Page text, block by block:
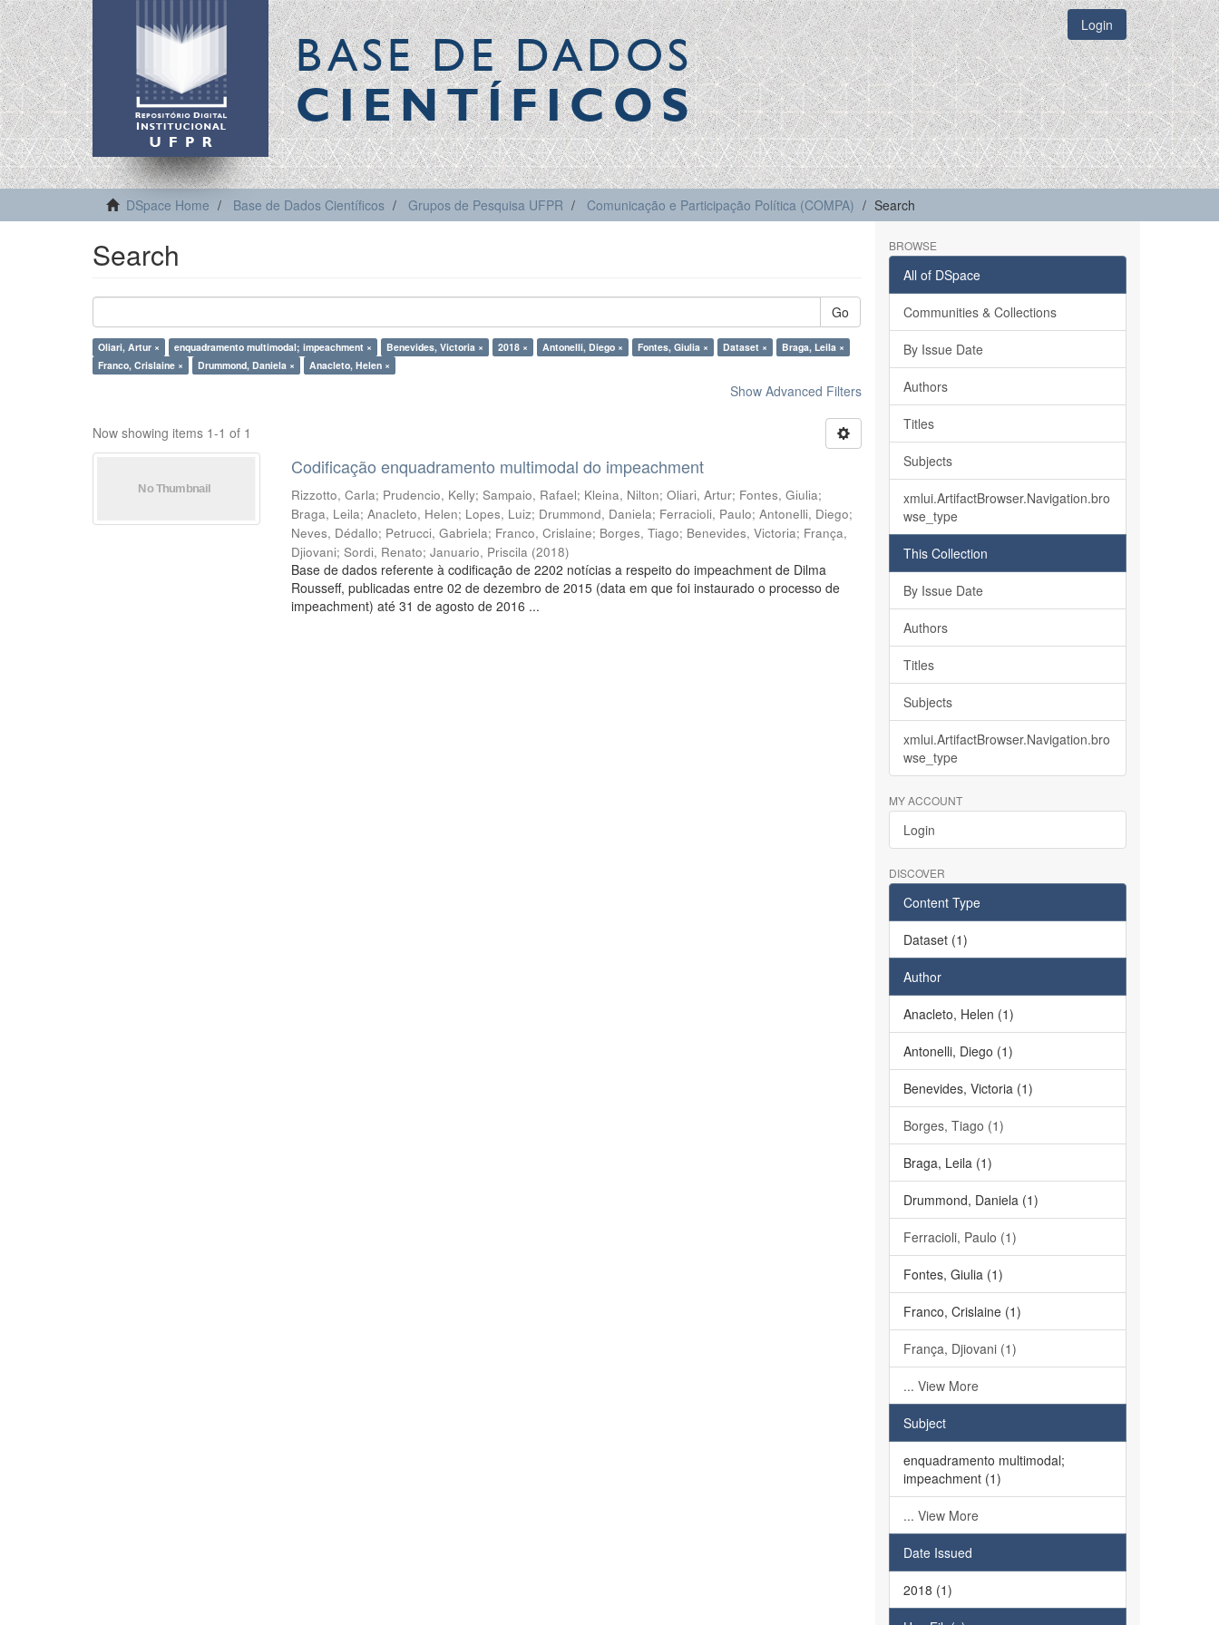
BASE DE DADOS
CIENTÍFICOS
Login
DSpace Home Base de Dados Científicos Grupos de Pesquisa UFPR Comunicação e Participação Política (COMPA) Search
Search
Go
Oliari, Artur × enquadramento multimodal; impeachment × Benevides, Victoria × 2018 × Antonelli, Diego × Fontes, Giulia × Dataset ×
Braga, Leila ×
Franco, Crislaine ×
Drummond, Daniela × Anacleto, Helen ×
Show Advanced Filters
Now showing items 1-1 of 1
Codificação enquadramento multimodal do impeachment
Rizzotto, Carla; Prudencio, Kelly;Sampaio, Rafael; Kleina, Nilton;Oliari, Artur; Fontes, Giulia;
Braga, Leila;Anacleto, Helen; Lopes, Luiz; Drummond, Daniela; Ferracioli, Paulo;Antonelli, Diego;
Neves, Dédallo; Petrucci, Gabriela; Franco, Crislaine; Borges, Tiago; Benevides, Victoria; França,
Djiovani;Sordi, Renato;Januario, Priscila (2018)
Base de dados referente à codificação de 2202 notícias a respeito do impeachment de Dilma
Rousseff, publicadas entre 02 de dezembro de 2015 (data em que foi instaurado o processo de
impeachment) até 31 de agosto de 2016 ...
BROWSE
All of DSpace
Communities & Collections
By Issue Date
Authors
Titles
Subjects
xmlui.ArtifactBrowser.Navigation.bro
wse_type
This Collection
By Issue Date
Authors
Titles
Subjects
xmlui.ArtifactBrowser.Navigation.bro
wse_type
MY ACCOUNT
Login
DISCOVER
Content Type
Dataset (1)
Author
Anacleto, Helen (1)
Antonelli, Diego (1)
Benevides, Victoria (1)
Borges, Tiago (1)
Braga, Leila (1)
Drummond, Daniela (1)
Ferracioli, Paulo (1)
Fontes, Giulia (1)
Franco, Crislaine (1)
França, Djiovani (1)
... View More
Subject
enquadramento multimodal;
impeachment (1)
... View More
Date Issued
2018 (1)